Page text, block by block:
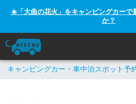
☀️「大曲の花火」をキャンピングカーで
か？
キャンピングカー・車中泊スポット予